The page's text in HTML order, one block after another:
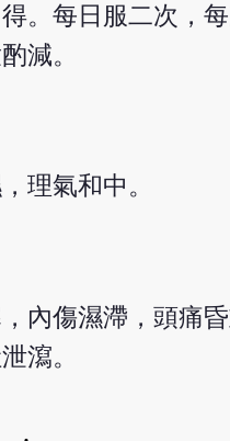
。每日服二次，
減。
理氣和中。
內傷濕滯，頭痛
瀉。